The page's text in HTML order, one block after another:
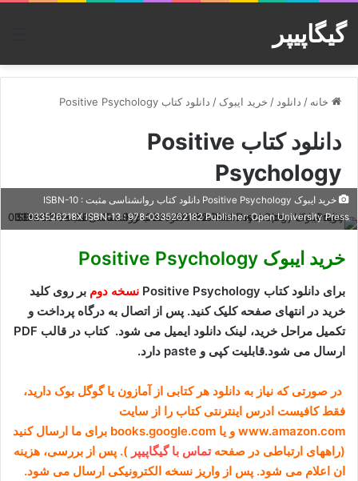
گیگاپیپر
خانه / دانلود / خرید ایبوک / دانلود کتاب Positive Psychology
دانلود کتاب Positive
Psychology
خرید ایبوک Positive Psychology دانلود کتاب روانشناسی مثبت ISBN-10 :
033526218X ISBN-13 : 978-0335262182 Publisher: Open University Press
خرید ایبوک Positive Psychology
برای دانلود کتاب Positive Psychology نسخه دوم بر روی کلید
خرید در انتهای صفحه کلیک کنید. پس از اتصال به درگاه پرداخت و
تکمیل مراحل خرید، لینک دانلود ایمیل می شود. کتاب در قالب PDF
ارسال می شود.قابلیت کپی و paste دارد.
در صورتی که نیاز به دانلود هر کتابی از آمازون یا گوگل بوک دارید،
فقط کافیست ادرس اینترنتی کتاب را از سایت
www.amazon.com و یا books.google.com برای ما ارسال کنید
(راههای ارتباطی در صفحهتماس با گیگاپیپر ). پس از بررسی، هزینه
ان اعلام می شود. پس از واریز نسخه الکترونیکی ارسال می شود.